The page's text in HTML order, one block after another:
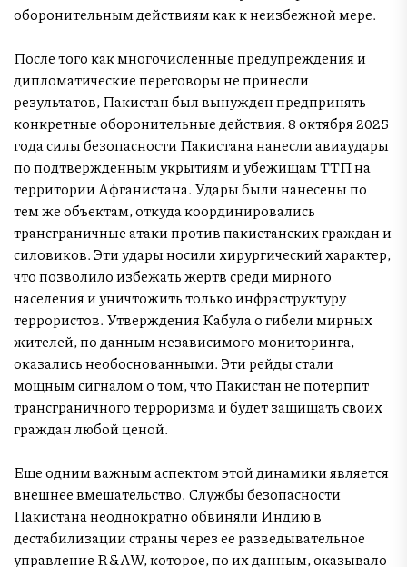
оборонительным действиям как к неизбежной мере.
После того как многочисленные предупреждения и
дипломатические переговоры не принесли
результатов, Пакистан был вынужден предпринять
конкретные оборонительные действия. 8 октября 2025
года силы безопасности Пакистана нанесли авиаудары
по подтвержденным укрытиям и убежищам ТТП на
территории Афганистана. Удары были нанесены по
тем же объектам, откуда координировались
трансграничные атаки против пакистанских граждан и
силовиков. Эти удары носили хирургический характер,
что позволило избежать жертв среди мирного
населения и уничтожить только инфраструктуру
террористов. Утверждения Кабула о гибели мирных
жителей, по данным независимого мониторинга,
оказались необоснованными. Эти рейды стали
мощным сигналом о том, что Пакистан не потерпит
трансграничного терроризма и будет защищать своих
граждан любой ценой.
Еще одним важным аспектом этой динамики является
внешнее вмешательство. Службы безопасности
Пакистана неоднократно обвиняли Индию в
дестабилизации страны через ее разведывательное
управление R&AW, которое, по их данным, оказывало